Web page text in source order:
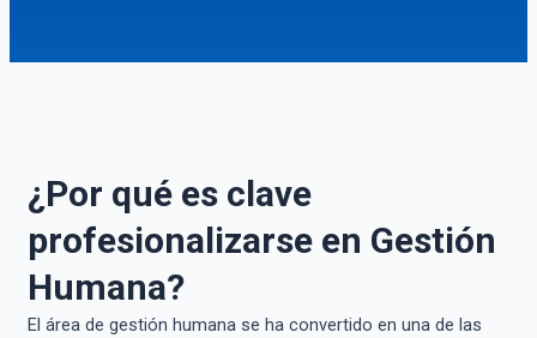
¿Por qué es clave
profesionalizarse en Gestión
Humana?
El área de gestión humana se ha convertido en una de las